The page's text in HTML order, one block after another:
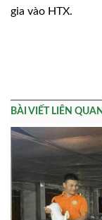
gia vào HTX.
BÀI VIẾT LIÊN QUAN